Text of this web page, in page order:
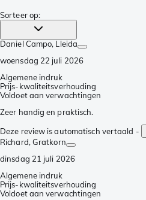
Sorteer op:
Daniel Campo, Lleida
woensdag 22 juli 2026
Algemene indruk
Prijs-kwaliteitsverhouding
Voldoet aan verwachtingen
Zeer handig en praktisch.
Deze review is automatisch vertaald -
Richard, Gratkorn
dinsdag 21 juli 2026
Algemene indruk
Prijs-kwaliteitsverhouding
Voldoet aan verwachtingen